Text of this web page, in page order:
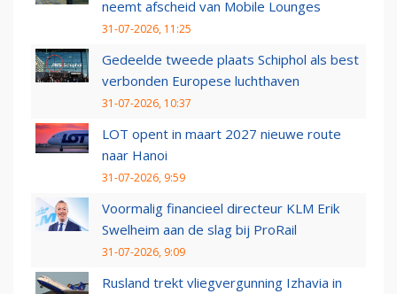
neemt afscheid van Mobile Lounges
31-07-2026, 11:25
Gedeelde tweede plaats Schiphol als best
verbonden Europese luchthaven
31-07-2026, 10:37
LOT opent in maart 2027 nieuwe route
naar Hanoi
31-07-2026, 9:59
Voormalig financieel directeur KLM Erik
Swelheim aan de slag bij ProRail
31-07-2026, 9:09
Rusland trekt vliegvergunning Izhavia in